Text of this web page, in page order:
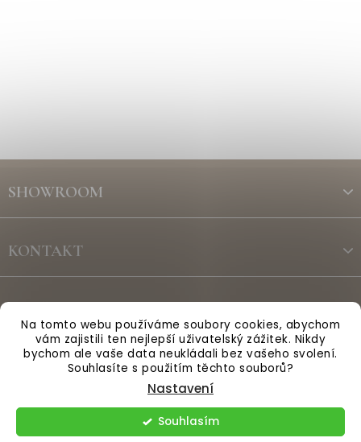
Na tomto webu používáme soubory cookies, abychom
vám zajistili ten nejlepší uživatelský zážitek. Nikdy
bychom ale vaše data neukládali bez vašeho svolení.
Souhlasíte s použitím těchto souborů?
Nastavení
Souhlasím
á
p
a
SHOWROOM
KONTAKT
Vytvořil Shoptet
Copyright 2026Anglická sezóna. Všechna práva vyhrazena.
Upravit nastavení cookies